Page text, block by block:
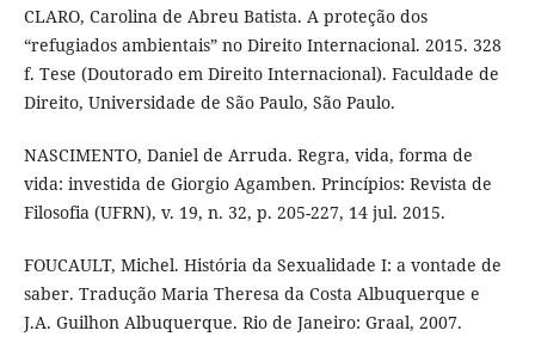
CLARO, Carolina de Abreu Batista. A proteção dos
“refugiados ambientais” no Direito Internacional. 2015. 328
f. Tese (Doutorado em Direito Internacional). Faculdade de
Direito, Universidade de São Paulo, São Paulo.
NASCIMENTO, Daniel de Arruda. Regra, vida, forma de
vida: investida de Giorgio Agamben. Princípios: Revista de
Filosofia (UFRN), v. 19, n. 32, p. 205-227, 14 jul. 2015.
FOUCAULT, Michel. História da Sexualidade I: a vontade de
saber. Tradução Maria Theresa da Costa Albuquerque e
J.A. Guilhon Albuquerque. Rio de Janeiro: Graal, 2007.